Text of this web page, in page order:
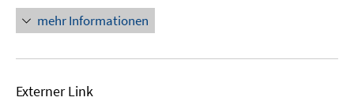
mehr Informationen
Externer Link